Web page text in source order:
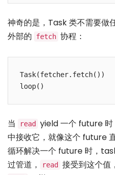
神奇的是，Task 类不需要做
外部的
fetch 协程：
Task(fetcher.fetch())
当 read yield 一个 future
中接收它，就像这个 future
循环解决一个 future 时，
过管道，
read 接受到这个值